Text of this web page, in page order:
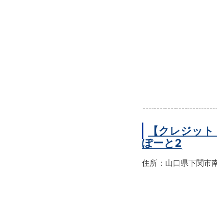
【クレジッ
ぽーと2
住所：山口県下関市